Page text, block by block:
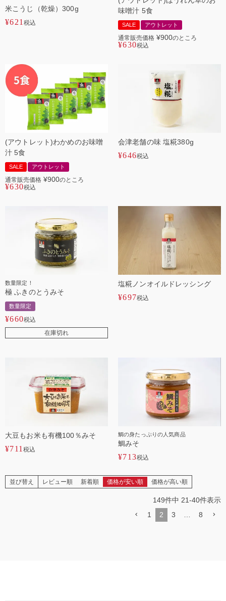
米こうじ（乾燥）300g
¥621税込
味噌汁 5食
SALE アウトレット
通常販売価格 ¥900のところ
¥630税込
(アウトレット)わかめのお味噌
汁 5食
SALE アウトレット
通常販売価格 ¥900のところ
¥630税込
会津老舗の味 塩糀380g
¥646税込
数量限定！
極 ふきのとうみそ
数量限定
¥660税込
在庫切れ
塩糀ノンオイルドレッシング
¥697税込
大豆もお米も有機100％みそ
¥711税込
鯛の身たっぷりの人気商品
鯛みそ
¥713税込
並び替え レビュー順 新着順 価格が安い順 価格が高い順
149件中 21-40件表示
1
2 3 … 8